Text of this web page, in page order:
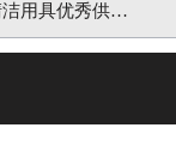
用具优秀供应